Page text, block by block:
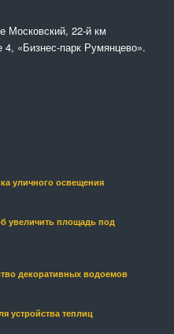
Московский, 22-й км
«Бизнес-парк Румянцево».
уличного освещения
увеличить площадь под
декоративных водоемов
устройства теплиц